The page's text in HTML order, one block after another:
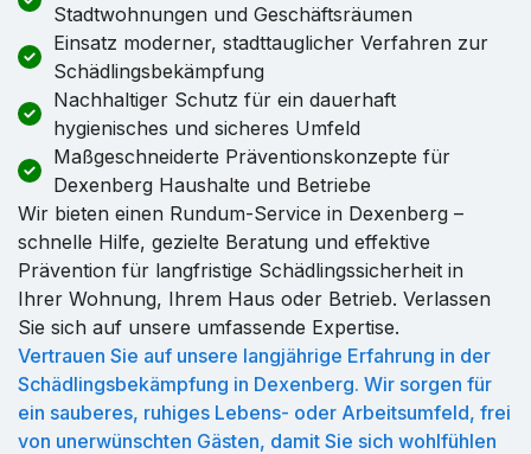
Stadtwohnungen und Geschäftsräumen
Einsatz moderner, stadttauglicher Verfahren zur
Schädlingsbekämpfung
Nachhaltiger Schutz für ein dauerhaft
hygienisches und sicheres Umfeld
Maßgeschneiderte Präventionskonzepte für
Dexenberg Haushalte und Betriebe
Wir bieten einen Rundum-Service in Dexenberg –
schnelle Hilfe, gezielte Beratung und effektive
Prävention für langfristige Schädlingssicherheit in
Ihrer Wohnung, Ihrem Haus oder Betrieb. Verlassen
Sie sich auf unsere umfassende Expertise.
Vertrauen Sie auf unsere langjährige Erfahrung in der
Schädlingsbekämpfung in Dexenberg. Wir sorgen für
ein sauberes, ruhiges Lebens- oder Arbeitsumfeld, frei
von unerwünschten Gästen, damit Sie sich wohlfühlen